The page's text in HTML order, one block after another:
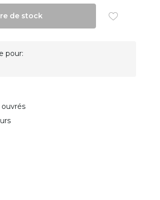
de stock
pour:
ouvrés